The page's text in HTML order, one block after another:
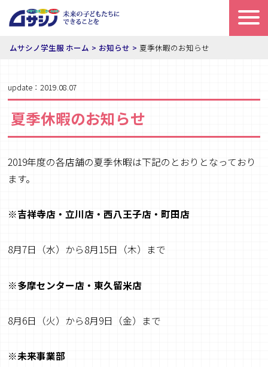
ムサシノ学生服 ホーム お知らせ 夏季休暇のお知らせ
update：2019.08.07
夏季休暇のお知らせ
2019年度の各店舗の夏季休暇は下記のとおりとなっており
ます。
※吉祥寺店・立川店・西八王子店・町田店
8月7日（水）から8月15日（木）まで
※多摩センター店・東久留米店
8月6日（火）から8月9日（金）まで
※未来事業部